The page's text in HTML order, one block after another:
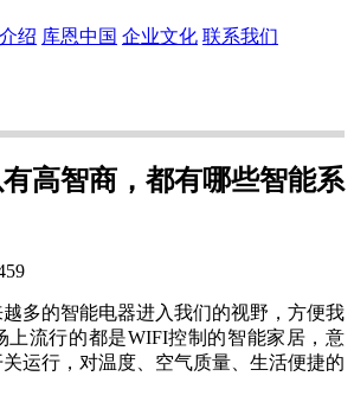
绍 库恩中国 企业文化 联系我们
高智商，都有哪些智能系
多的智能电器进入我们的视野，方便我
上流行的都是WIFI控制的智能家居，意
运行，对温度、空气质量、生活便捷的